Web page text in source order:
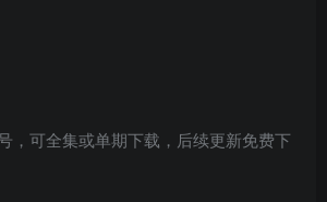
，可全集或单期下载，后续更新免费下